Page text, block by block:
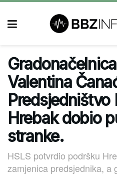
Valentina
Predsjedništvo
Hrebak dobio
stranke.
HSLS potvrdio podršku
zamjenica predsjednika, a